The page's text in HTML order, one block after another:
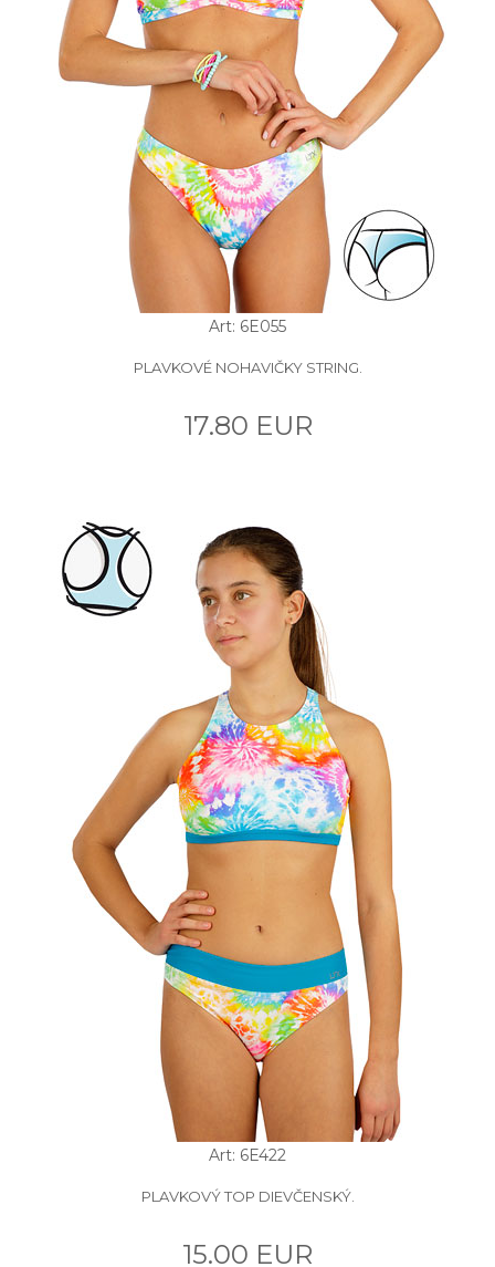
Art: 6E055
PLAVKOVÉ NOHAVIČKY STRING.
17.80 EUR
Art: 6E422
PLAVKOVÝ TOP DIEVČENSKÝ.
15.00 EUR